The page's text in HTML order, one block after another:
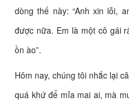
dòng thế này: “Anh xin lỗi,
được nữa. Em là một cô gái
ồn ào”.
Hôm nay, chúng tôi nhắc lại
quá khứ để mỉa mai ai, mà